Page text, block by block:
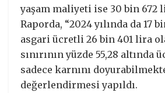
yaşam maliyeti ise 30 bin 672
Raporda, “2024 yılında da 17
asgari ücretli 26 bin 401 lira
sınırının yüzde 55,28 altında
sadece karnını
değerlendirmesi yapıldı.